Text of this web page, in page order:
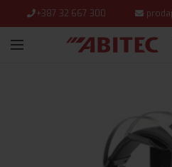
+387 32 667 300